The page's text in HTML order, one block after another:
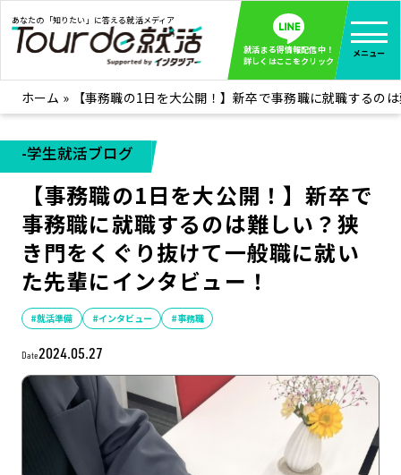
あなたの「知りたい」に答える就活メディア
就活まる得情報配信中！
詳しくはここをクリック
メニュー
就活ノウハウ 全て見る
企業まる見え！特捜部
みんなが知らない企業の裏側を徹底調査！
インタツアー活動レポ 全て見る
インタツアーを使ってどうだった？OBOG成功談
社会人インタビュー 全て見る
社会人になった今、就活を振り返ってみた
学生就活ブログ
学生ライターが教える、今就活でやるべきこと
企業・業界研究はインタツアー
ホーム » 【事務職の1日を大公開！】新卒で事務職に就職する
-学生就活ブログ
【事務職の1日を大公開！】新卒で
事務職に就職するのは難しい？狭
き門をくぐり抜けて一般職に就い
た先輩にインタビュー！
#就活準備 #インタビュー #事務職
Date2024.05.27